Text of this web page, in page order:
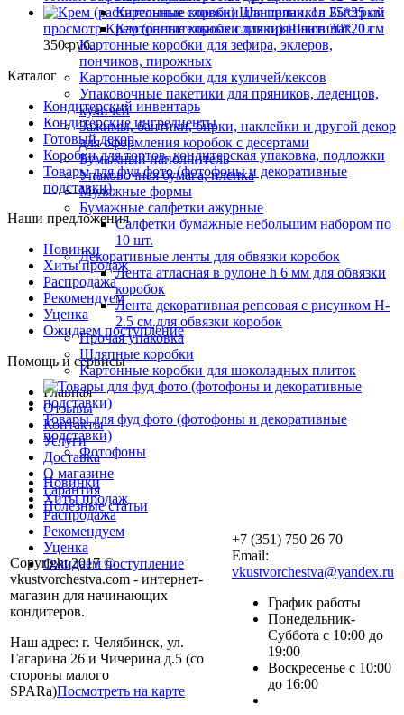
Картонные коробки для пряников 25*25 см
Картонные коробки для пряников 30*20 см
Картонные коробки для зефира, эклеров,
пончиков, пирожных
Картонные коробки для куличей/кексов
Упаковочные пакетики для пряников, леденцов,
куличей
Зажимы, бантики, бирки, наклейки и другой декор
для оформления коробок с десертами
Бумажный наполнитель
Упаковочная бумага, пленка
Муляжные формы
Бумажные салфетки ажурные
Салфетки бумажные небольшим набором по
10 шт.
Декоративные ленты для обвязки коробок
Лента атласная в рулоне h 6 мм для обвязки
коробок
Лента декоративная репсовая с рисунком H-
2.5 см.для обвязки коробок
Прочая упаковка
Шляпные коробки
Картонные коробки для шоколадных плиток
Товары для фуд фото (фотофоны и декоративные
подставки)
Фотофоны
Новинки
Хиты продаж
Распродажа
Рекомендуем
Уценка
Ожидаем поступление
Быстрый
просмотр Крем (растительные сливки) Шантипак, 1л
350 руб.
Каталог
Кондитерский инвентарь
Кондитерские ингредиенты
Готовый декор
Коробки для тортов, кондитерская упаковка, подложки
Товары для фуд фото (фотофоны и декоративные
подставки)
Наши предложения
Новинки
Хиты продаж
Распродажа
Рекомендуем
Уценка
Ожидаем поступление
Помощь и сервисы
Главная
Отзывы
Контакты
Услуги
Доставка
О магазине
Гарантия
Полезные статьи
Copyright 2017 ©
vkustvorchestva.com - интернет-
магазин для начинающих
кондитеров.
Наш адрес: г. Челябинск, ул.
Гагарина 26 и Чичерина д.5 (со
стороны малого
SPARa)Посмотреть на карте
+7 (351) 750 26 70
Email:
vkustvorchestva@yandex.ru
График работы
Понедельник-
Суббота с 10:00 до
19:00
Воскресенье с 10:00
до 16:00